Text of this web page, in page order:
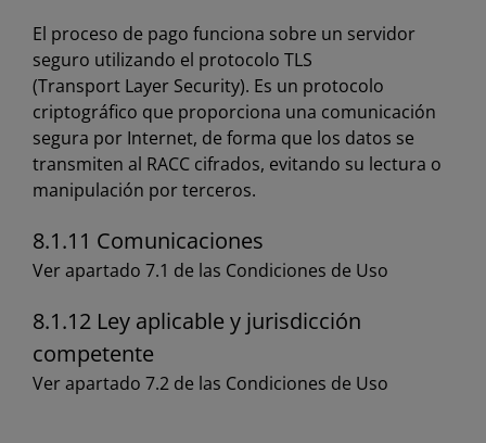
El proceso de pago funciona sobre un servidor
seguro utilizando el protocolo TLS
(Transport Layer Security). Es un protocolo
criptográfico que proporciona una comunicación
segura por Internet, de forma que los datos se
transmiten al RACC cifrados, evitando su lectura o
manipulación por terceros.
8.1.11 Comunicaciones
Ver apartado 7.1 de las Condiciones de Uso
8.1.12 Ley aplicable y jurisdicción
competente
Ver apartado 7.2 de las Condiciones de Uso